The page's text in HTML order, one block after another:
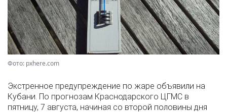
Фото: pxhere.com
Экстренное предупреждение по жаре объявили на
Кубани. По прогнозам Краснодарского ЦГМС в
пятницу, 7 августа, начиная со второй половины дня